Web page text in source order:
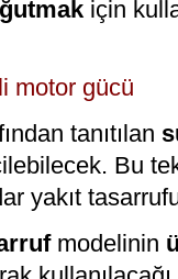
için
motor gücü
tanıtılan
Bu
yakıt
modelinin